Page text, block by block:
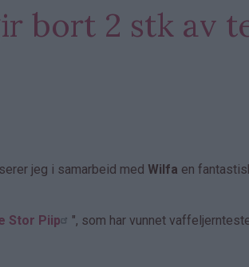
bort 2 stk av
jeg i samarbeid med Wilfa en
Stor Piip
", som har vunnet